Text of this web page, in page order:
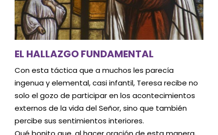
EL HALLAZGO FUNDAMENTAL
Con esta táctica que a muchos les parecía
ingenua y elemental, casi infantil, Teresa recibe no
solo el gozo de participar en los acontecimientos
externos de la vida del Señor, sino que también
percibe sus sentimientos interiores.